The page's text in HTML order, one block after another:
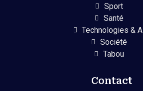
Sport
Santé
Technologies & AI
Société
Tabou
Contact